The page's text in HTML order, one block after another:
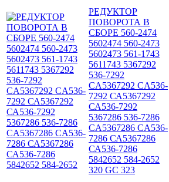
РЕДУКТОР
ПОВОРОТА В
СБОРЕ 560-2474
5602474 560-2473
5602473 561-1743
5611743 5367292
536-7292
CA5367292 CA536-
7292 СА5367292
СА536-7292
5367286 536-7286
CA5367286 CA536-
7286 СА5367286
СА536-7286
5842652 584-2652
320 GC 323